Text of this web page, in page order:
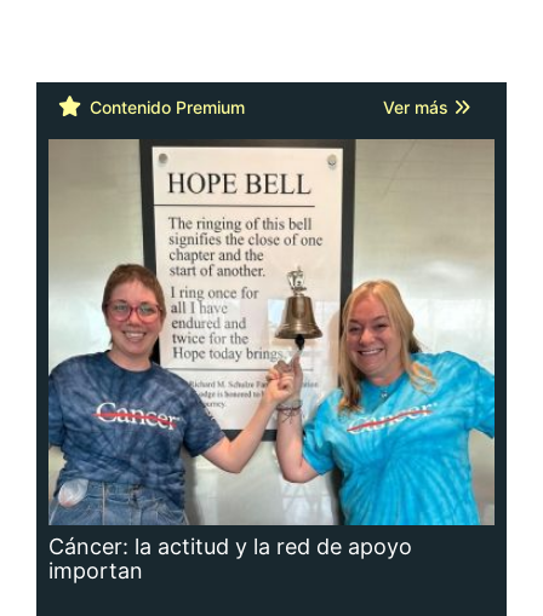
Contenido Premium Ver más
Cáncer: la actitud y la red de apoyo
importan